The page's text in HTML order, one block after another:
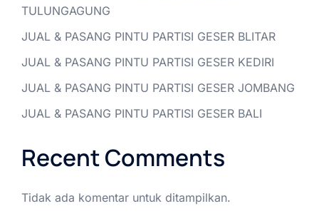
TULUNGAGUNG
JUAL & PASANG PINTU PARTISI GESER BLITAR
JUAL & PASANG PINTU PARTISI GESER KEDIRI
JUAL & PASANG PINTU PARTISI GESER JOMBANG
JUAL & PASANG PINTU PARTISI GESER BALI
Recent Comments
Tidak ada komentar untuk ditampilkan.